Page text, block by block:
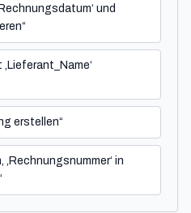
und
erstellen“
in